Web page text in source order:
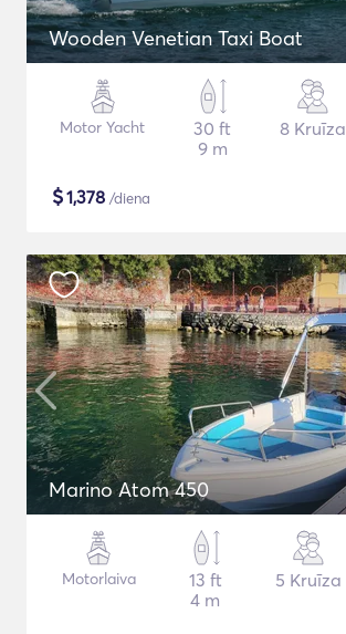
Wooden Venetian Taxi Boat
Motor Yacht
30 ft
9 m
8 Kruīza
$1,378 /diena
Marino Atom 450
Motorlaiva
13 ft
4 m
5 Kruīza